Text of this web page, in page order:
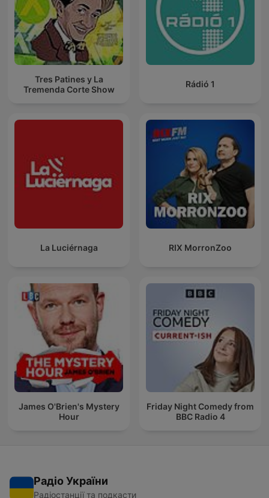
Tres Patines y La
Tremenda Corte Show
Rádió 1
La Luciérnaga RIX MorronZoo
James O'Brien's Mystery
Hour
Friday Night Comedy from
BBC Radio 4
Радіо України
Радіостанції та подкасти